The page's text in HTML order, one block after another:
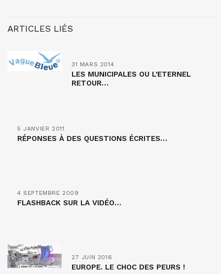
ARTICLES LIÉS
31 MARS 2014
LES MUNICIPALES OU L’ETERNEL
RETOUR…
5 JANVIER 2011
RÉPONSES À DES QUESTIONS ÉCRITES…
4 SEPTEMBRE 2009
FLASHBACK SUR LA VIDÉO…
27 JUIN 2016
EUROPE. LE CHOC DES PEURS !